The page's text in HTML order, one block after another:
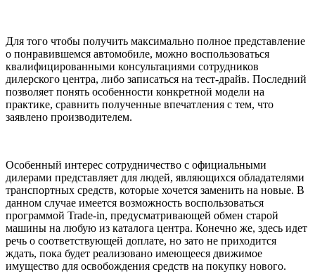
Для того чтобы получить максимально полное представление
о понравившемся автомобиле, можно воспользоваться
квалифицированными консультациями сотрудников
дилерского центра, либо записаться на тест-драйв. Последний
позволяет понять особенности конкретной модели на
практике, сравнить полученные впечатления с тем, что
заявлено производителем.
Особенный интерес сотрудничество с официальными
дилерами представляет для людей, являющихся обладателями
транспортных средств, которые хочется заменить на новые. В
данном случае имеется возможность воспользоваться
программой Trade-in, предусматривающей обмен старой
машины на любую из каталога центра. Конечно же, здесь идет
речь о соответствующей доплате, но зато не приходится
ждать, пока будет реализовано имеющееся движимое
имущество для освобождения средств на покупку нового.